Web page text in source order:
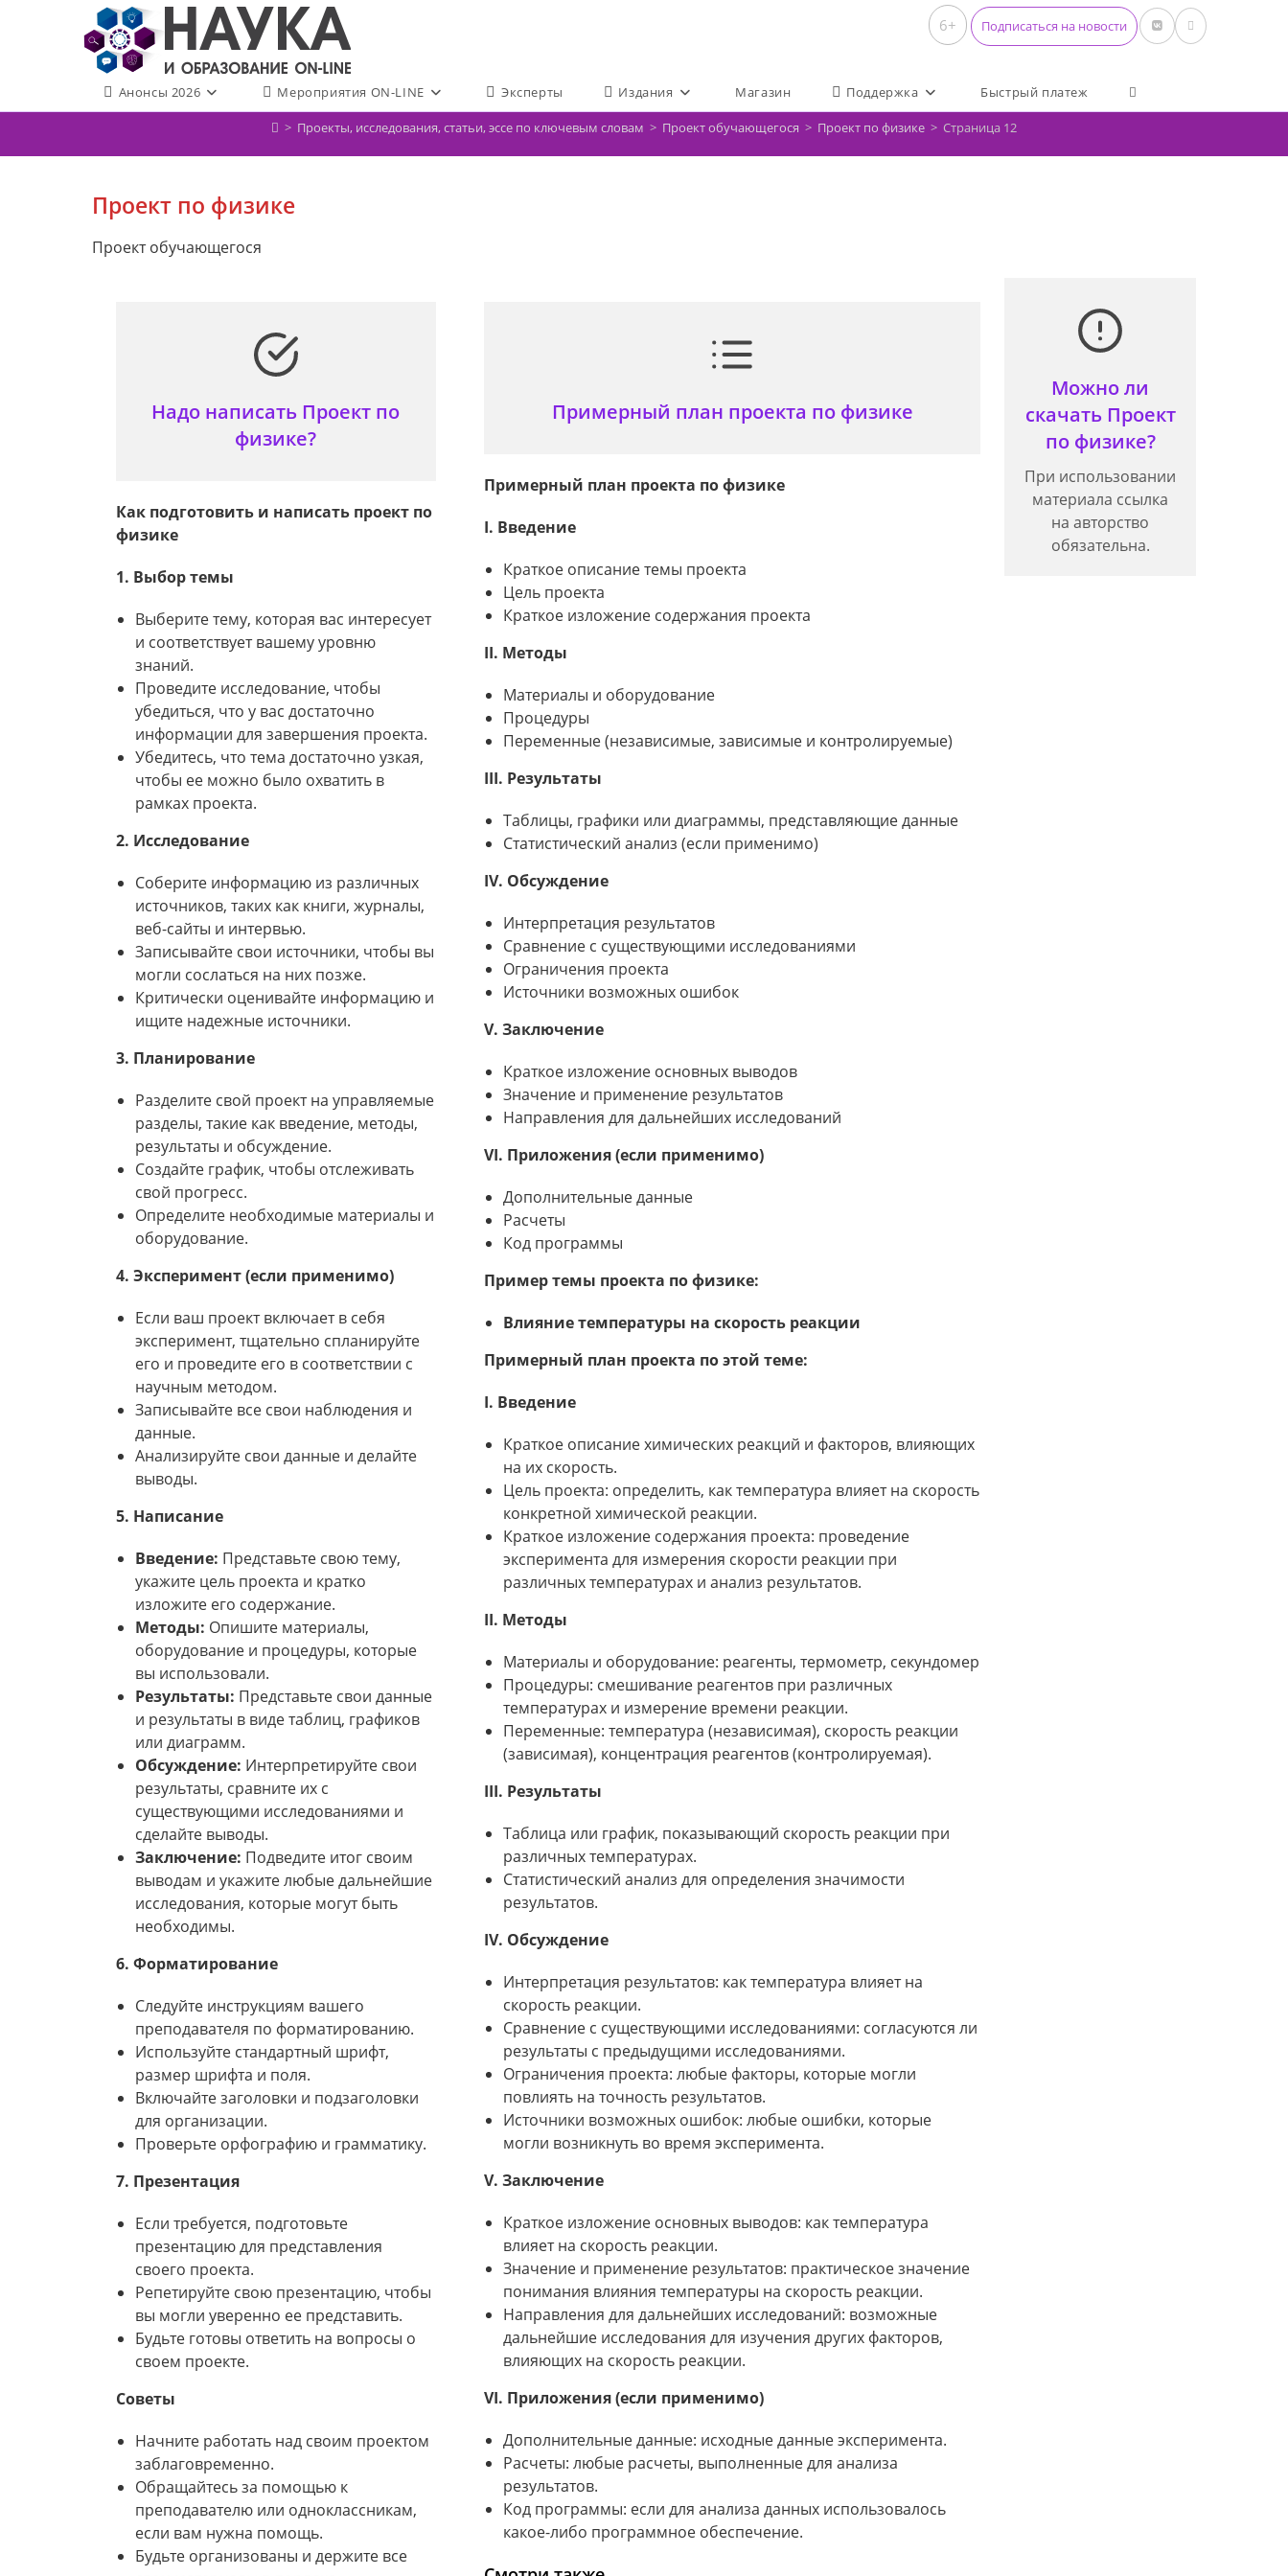
содержимому
6+ Подписаться на новости
Анонсы 2026 Мероприятия ON-LINE Эксперты Издания Магазин Поддержка Быстрый платеж Переключить поиск по
> Проекты, исследования, статьи, эссе по ключевым словам > Проект обучающегося > Проект по физике > Страница 12
Проект по физике
Проект обучающегося
Надо написать Проект по
физике?
Как подготовить и написать проект по
физике
1. Выбор темы
Выберите тему, которая вас интересует
и соответствует вашему уровню
знаний.
Проведите исследование, чтобы
убедиться, что у вас достаточно
информации для завершения проекта.
Убедитесь, что тема достаточно узкая,
чтобы ее можно было охватить в
рамках проекта.
2. Исследование
Соберите информацию из различных
источников, таких как книги, журналы,
веб-сайты и интервью.
Записывайте свои источники, чтобы вы
могли сослаться на них позже.
Критически оценивайте информацию и
ищите надежные источники.
3. Планирование
Разделите свой проект на управляемые
разделы, такие как введение, методы,
результаты и обсуждение.
Создайте график, чтобы отслеживать
свой прогресс.
Определите необходимые материалы и
оборудование.
4. Эксперимент (если применимо)
Если ваш проект включает в себя
эксперимент, тщательно спланируйте
его и проведите его в соответствии с
научным методом.
Записывайте все свои наблюдения и
данные.
Анализируйте свои данные и делайте
выводы.
5. Написание
Введение: Представьте свою тему,
укажите цель проекта и кратко
изложите его содержание.
Методы: Опишите материалы,
оборудование и процедуры, которые
вы использовали.
Результаты: Представьте свои данные
и результаты в виде таблиц, графиков
или диаграмм.
Обсуждение: Интерпретируйте свои
результаты, сравните их с
существующими исследованиями и
сделайте выводы.
Заключение: Подведите итог своим
выводам и укажите любые дальнейшие
исследования, которые могут быть
необходимы.
6. Форматирование
Следуйте инструкциям вашего
преподавателя по форматированию.
Используйте стандартный шрифт,
размер шрифта и поля.
Включайте заголовки и подзаголовки
для организации.
Проверьте орфографию и грамматику.
7. Презентация
Если требуется, подготовьте
презентацию для представления
своего проекта.
Репетируйте свою презентацию, чтобы
вы могли уверенно ее представить.
Будьте готовы ответить на вопросы о
своем проекте.
Советы
Начните работать над своим проектом
заблаговременно.
Обращайтесь за помощью к
преподавателю или одноклассникам,
если вам нужна помощь.
Будьте организованы и держите все
Примерный план проекта по физике
Примерный план проекта по физике
I. Введение
Краткое описание темы проекта
Цель проекта
Краткое изложение содержания проекта
II. Методы
Материалы и оборудование
Процедуры
Переменные (независимые, зависимые и контролируемые)
III. Результаты
Таблицы, графики или диаграммы, представляющие данные
Статистический анализ (если применимо)
IV. Обсуждение
Интерпретация результатов
Сравнение с существующими исследованиями
Ограничения проекта
Источники возможных ошибок
V. Заключение
Краткое изложение основных выводов
Значение и применение результатов
Направления для дальнейших исследований
VI. Приложения (если применимо)
Дополнительные данные
Расчеты
Код программы
Пример темы проекта по физике:
Влияние температуры на скорость реакции
Примерный план проекта по этой теме:
I. Введение
Краткое описание химических реакций и факторов, влияющих
на их скорость.
Цель проекта: определить, как температура влияет на скорость
конкретной химической реакции.
Краткое изложение содержания проекта: проведение
эксперимента для измерения скорости реакции при
различных температурах и анализ результатов.
II. Методы
Материалы и оборудование: реагенты, термометр, секундомер
Процедуры: смешивание реагентов при различных
температурах и измерение времени реакции.
Переменные: температура (независимая), скорость реакции
(зависимая), концентрация реагентов (контролируемая).
III. Результаты
Таблица или график, показывающий скорость реакции при
различных температурах.
Статистический анализ для определения значимости
результатов.
IV. Обсуждение
Интерпретация результатов: как температура влияет на
скорость реакции.
Сравнение с существующими исследованиями: согласуются ли
результаты с предыдущими исследованиями.
Ограничения проекта: любые факторы, которые могли
повлиять на точность результатов.
Источники возможных ошибок: любые ошибки, которые
могли возникнуть во время эксперимента.
V. Заключение
Краткое изложение основных выводов: как температура
влияет на скорость реакции.
Значение и применение результатов: практическое значение
понимания влияния температуры на скорость реакции.
Направления для дальнейших исследований: возможные
дальнейшие исследования для изучения других факторов,
влияющих на скорость реакции.
VI. Приложения (если применимо)
Дополнительные данные: исходные данные эксперимента.
Расчеты: любые расчеты, выполненные для анализа
результатов.
Код программы: если для анализа данных использовалось
какое-либо программное обеспечение.
Можно ли
скачать Проект
по физике?
При использовании
материала ссылка
на авторство
обязательна.